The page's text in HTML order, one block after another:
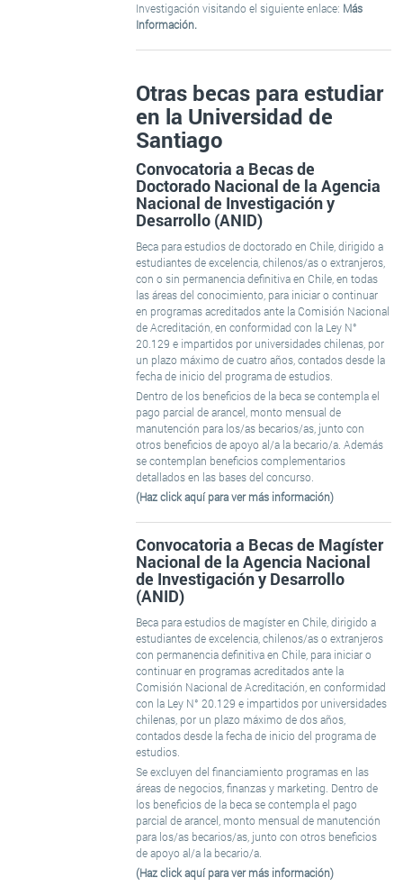
Investigación visitando el siguiente enlace: Más
Información.
Otras becas para estudiar
en la Universidad de
Santiago
Convocatoria a Becas de
Doctorado Nacional de la Agencia
Nacional de Investigación y
Desarrollo (ANID)
Beca para estudios de doctorado en Chile, dirigido a
estudiantes de excelencia, chilenos/as o extranjeros,
con o sin permanencia definitiva en Chile, en todas
las áreas del conocimiento, para iniciar o continuar
en programas acreditados ante la Comisión Nacional
de Acreditación, en conformidad con la Ley N°
20.129 e impartidos por universidades chilenas, por
un plazo máximo de cuatro años, contados desde la
fecha de inicio del programa de estudios.
Dentro de los beneficios de la beca se contempla el
pago parcial de arancel, monto mensual de
manutención para los/as becarios/as, junto con
otros beneficios de apoyo al/a la becario/a. Además
se contemplan beneficios complementarios
detallados en las bases del concurso.
(Haz click aquí para ver más información)
Convocatoria a Becas de Magíster
Nacional de la Agencia Nacional
de Investigación y Desarrollo
(ANID)
Beca para estudios de magíster en Chile, dirigido a
estudiantes de excelencia, chilenos/as o extranjeros
con permanencia definitiva en Chile, para iniciar o
continuar en programas acreditados ante la
Comisión Nacional de Acreditación, en conformidad
con la Ley N° 20.129 e impartidos por universidades
chilenas, por un plazo máximo de dos años,
contados desde la fecha de inicio del programa de
estudios.
Se excluyen del financiamiento programas en las
áreas de negocios, finanzas y marketing. Dentro de
los beneficios de la beca se contempla el pago
parcial de arancel, monto mensual de manutención
para los/as becarios/as, junto con otros beneficios
de apoyo al/a la becario/a.
(Haz click aquí para ver más información)